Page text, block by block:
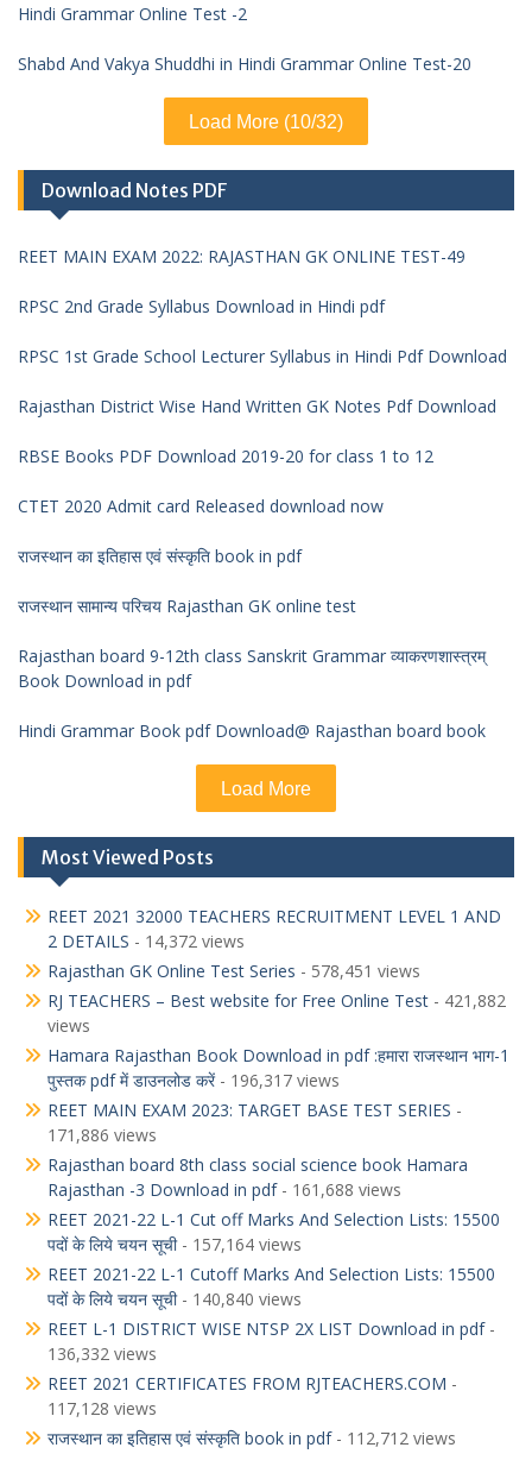
Hindi Grammar Online Test -2
Shabd And Vakya Shuddhi in Hindi Grammar Online Test-20
Load More (10/32)
Download Notes PDF
REET MAIN EXAM 2022: RAJASTHAN GK ONLINE TEST-49
RPSC 2nd Grade Syllabus Download in Hindi pdf
RPSC 1st Grade School Lecturer Syllabus in Hindi Pdf Download
Rajasthan District Wise Hand Written GK Notes Pdf Download
RBSE Books PDF Download 2019-20 for class 1 to 12
CTET 2020 Admit card Released download now
राजस्थान का इतिहास एवं संस्कृति book in pdf
राजस्थान सामान्य परिचय Rajasthan GK online test
Rajasthan board 9-12th class Sanskrit Grammar व्याकरणशास्त्रम्
Book Download in pdf
Hindi Grammar Book pdf Download@ Rajasthan board book
Load More
Most Viewed Posts
REET 2021 32000 TEACHERS RECRUITMENT LEVEL 1 AND
2 DETAILS - 14,372 views
Rajasthan GK Online Test Series - 578,451 views
RJ TEACHERS – Best website for Free Online Test - 421,882
views
Hamara Rajasthan Book Download in pdf :हमारा राजस्थान भाग-1
पुस्तक pdf में डाउनलोड करें- 196,317 views
REET MAIN EXAM 2023: TARGET BASE TEST SERIES -
171,886 views
Rajasthan board 8th class social science book Hamara
Rajasthan -3 Download in pdf- 161,688 views
REET 2021-22 L-1 Cut off Marks And Selection Lists: 15500
पदों के लिये चयन सूची- 157,164 views
REET 2021-22 L-1 Cutoff Marks And Selection Lists: 15500
पदों के लिये चयन सूची- 140,840 views
REET L-1 DISTRICT WISE NTSP 2X LIST Download in pdf-
136,332 views
REET 2021 CERTIFICATES FROM RJTEACHERS.COM -
117,128 views
राजस्थान का इतिहास एवं संस्कृति book in pdf- 112,712 views